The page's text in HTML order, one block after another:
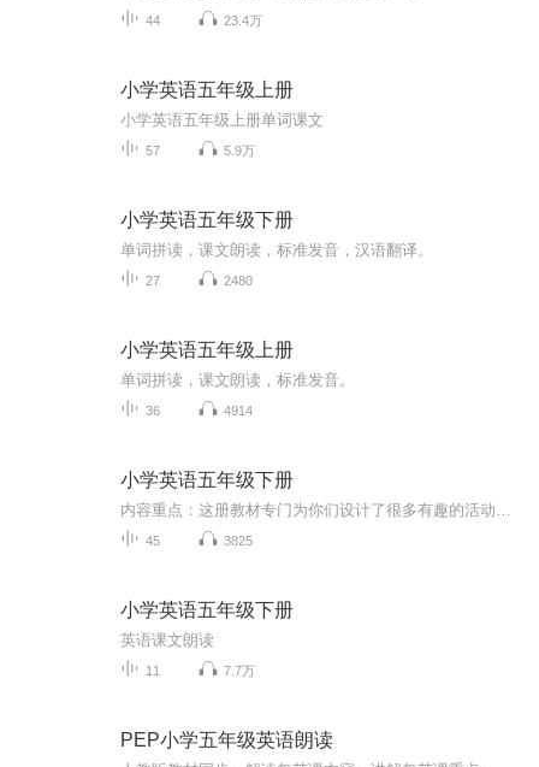
44 23.4万
小学英语五年级上册
小学英语五年级上册单词课文
57 5.9万
小学英语五年级下册
单词拼读，课文朗读，标准发音，汉语翻译。
27 2480
小学英语五年级上册
单词拼读，课文朗读，标准发音。
36 4914
小学英语五年级下册
45 3825
小学英语五年级下册
英语课文朗读
11 7.7万
PEP小学五年级英语朗读